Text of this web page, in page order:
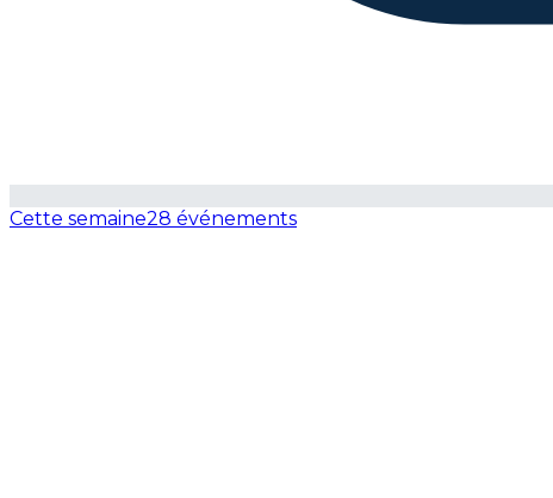
Cette semaine28 événements